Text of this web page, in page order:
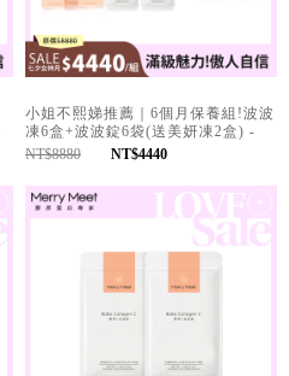
小姐不熙娣推薦｜6個月保養組!波波
凍6盒+波波錠6袋(送美妍凍2盒) -
MerryMeet
NT$8880 NT$4440